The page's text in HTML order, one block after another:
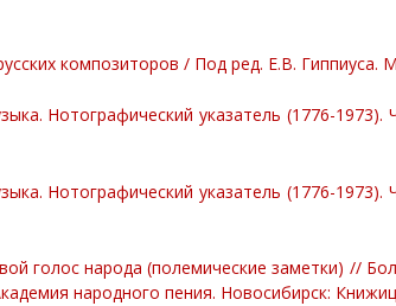
композиторов / Под ред. Е.В. Гиппиуса.
Нотографический указатель (1776-1973).
Нотографический указатель (1776-1973).
голос народа (полемические заметки) //
народного пения. Новосибирск: